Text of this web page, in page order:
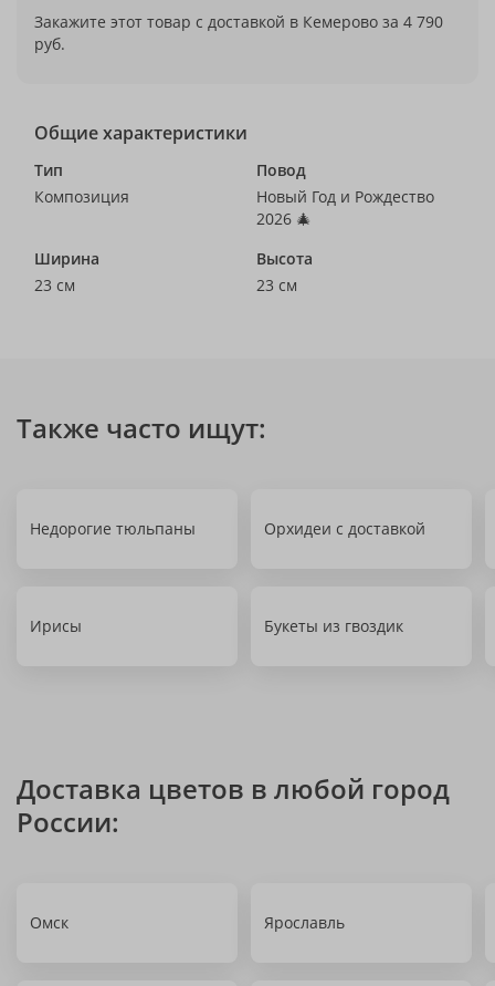
Закажите этот товар с доставкой в Кемерово за 4 790
руб.
Общие характеристики
Тип
Композиция
Повод
Новый Год и Рождество
2026 🎄
Ширина
23 см
Высота
23 см
Также часто ищут:
Недорогие тюльпаны Орхидеи с доставкой
Ирисы Букеты из гвоздик
Доставка цветов в любой город
России:
Омск Ярославль